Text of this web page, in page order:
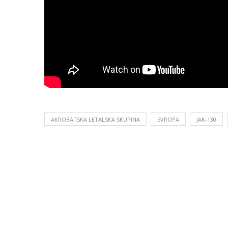
AKROBATSKA LETALSKA SKUPINA EVROPA JAK-130